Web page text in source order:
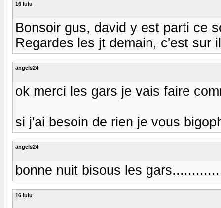
16 lulu
Bonsoir gus, david y est parti ce
Regardes les jt demain, c'est sur
angels24
ok merci les gars je vais faire
si j'ai besoin de rien je vous
angels24
bonne nuit bisous les
16 lulu